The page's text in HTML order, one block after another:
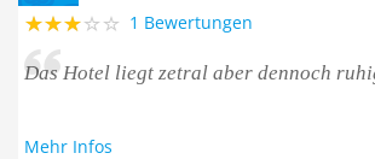
1 Bewertungen
Das Hotel liegt zetral aber dennoch
Mehr Infos